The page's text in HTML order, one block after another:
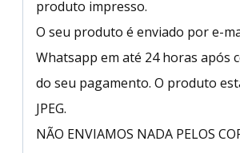
produto impresso.
O seu produto é enviado por e-
Whatsapp em até 24 horas após
do seu pagamento. O produto
JPEG.
NÃO ENVIAMOS NADA PELOS